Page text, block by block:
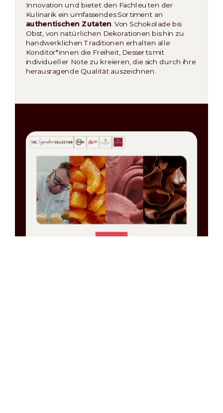
Innovation und bietet den Fachleuten der
Kulinarik ein umfassendes Sortiment an
authentischen Zutaten . Von Schokolade bis
Obst, von natürlichen Dekorationen bis hin zu
handwerklichen Traditionen erhalten alle
Konditor*innen die Freiheit, Desserts mit
individueller Note zu kreieren, die sich durch ihre
herausragende Qualität auszeichnen.